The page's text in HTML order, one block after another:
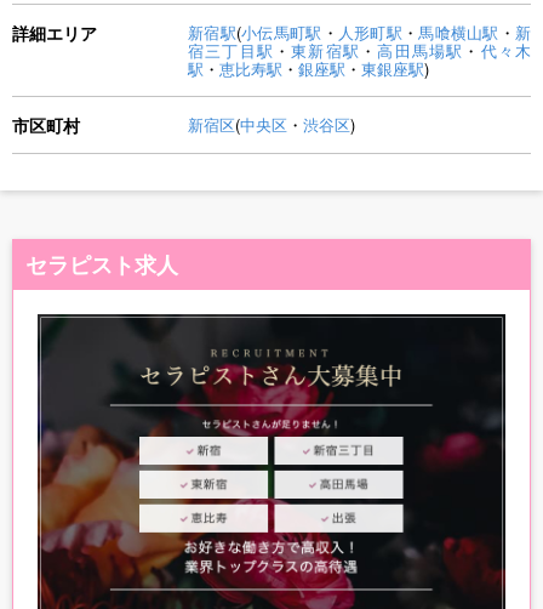
詳細エリア 新宿駅(小伝馬町駅 ・ 人形町駅 ・ 馬喰横山駅 ・ 新
宿三丁目駅 ・東新宿駅 ・高田馬場駅 ・ 代々木
駅 ・ 恵比寿駅 ・ 銀座駅 ・ 東銀座駅)
市区町村 新宿区(中央区 ・ 渋谷区)
セラピスト求人